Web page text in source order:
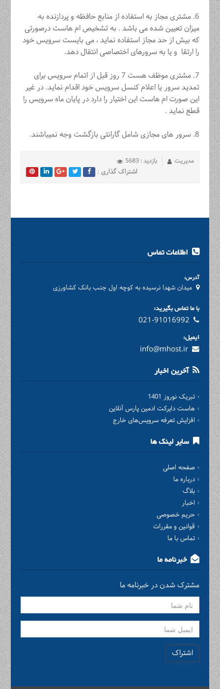
6. مشتری مجاز به استفاده از منابع حافظه و پردازنده به
میزان تعیین شده می باشد . به تشخیص ام هاست درصورتی
که بیش از حد مجاز استفاده نماید ، می بایست سرویس خود
را ارتقا و یا به سرورهای اختصاصی انتقال دهد.
7. مشتری موظف هست 7 روز قبل از ‏اتمام سرویس برای
تمدید سرور یا اعلام کنسل سرویس خود اقدام ‏نماید. در غیر
این صورت ام هاست این اختیار را دارد در پایان ماه سرویس را
قطع نماید .
8. سرور های مجازی شامل گارانتی بازگشت وجه نمیباشند.
مدیریت بازدید : 5683
اشتراک گذاری :
اطلاعات تماس
آدرس:
میدان شهدا نرسیده به کوچه اول جنب بانک کشاورزی
با ما تماس بگیرید:
021-91016992
ایمیل:
info@mhost.ir
آخرین اخبار
تبریک نوروز 1401
هاست دایرکت ادمین پارس آنلاین
افزایش تعرفه سرویس‌های خارج
سایر لینک ها
صفحه اصلی
درباره ما
بلاگ
اخبار
حریم خصوصی
قوانین و مقررات
تماس با ما
خبرنامه ما
مشترک شدن در خبرنامه ما
اشتراک